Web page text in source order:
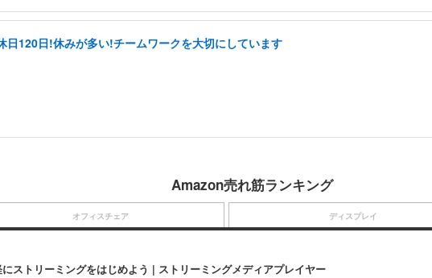
120日!休みが多い!チームワークを大切にしています
Amazon売れ筋ランキング
ストリーミングをはじめよう | ストリーミングメディアプレイヤー
オフィスチェア ディスプレイ